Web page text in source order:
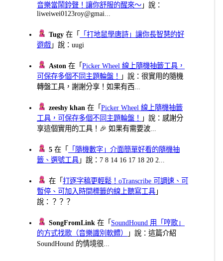
音樂當鬧鈴聲！讓你舒服的醒來～ 」說：
liweiwei0123roy@gmai...
Tugy 在「
「打地鼠學唐詩」讓你長智慧的好
遊戲 」說：uugi
Aston 在「Picker Wheel 線上隨機抽籤工具，
可保存多個不同主題輪盤！
」說：很實用的隨機
轉盤工具，謝謝分享！如果有西...
zeeshy khan 在「Picker Wheel 線上隨機抽籤
工具，可保存多個不同主題輪盤！
」說：感謝分
享這個實用的工具！🎉 如果有需要波...
5 在「
「隨機數字」介面簡單好看的隨機抽
籤、選號工具 」說：7 8 14 16 17 18 20 2...
在「打逐字稿更輕鬆！oTranscribe 可調速、可
暫停、可加入時間標籤的線上聽寫工具 」
說：？？？
SongFromLink 在「 SoundHound 用「哼歌」
的方式找歌（音樂識別軟體）
」說：這篇介紹
SoundHound 的情境很...